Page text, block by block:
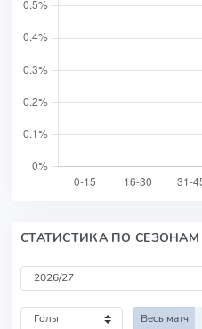
СТАТИСТИКА ПО СЕЗОНАМ
Весь матч